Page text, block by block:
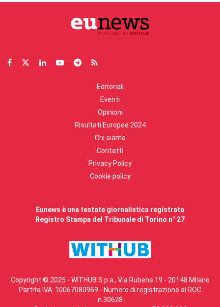
Editoriali
Eventi
Opinioni
Risultati Europee 2024
Chi siamo
Contatti
Privacy Policy
Cookie policy
Eunews è una testata giornalistica registrata
Registro Stampa del Tribunale di Torino n° 27
Copyright © 2025 - WITHUB S.p.a., Via Rubens 19 - 20148 Milano
Partita IVA: 10067080969 - Numero di registrazione al ROC
n.30628